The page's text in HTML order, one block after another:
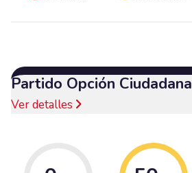
Partido Opción Ciudadana
Ver detalles